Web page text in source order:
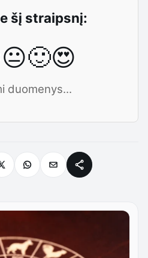
šį straipsnį:
😐🙂😍
duomenys...